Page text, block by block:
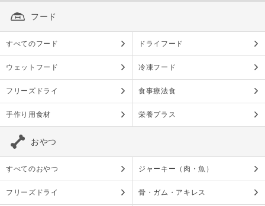
フード
すべてのフード ドライフード
ウェットフード 冷凍フード
フリーズドライ 食事療法食
手作り用食材 栄養プラス
おやつ
すべてのおやつ ジャーキー（肉・魚）
フリーズドライ 骨・ガム・アキレス